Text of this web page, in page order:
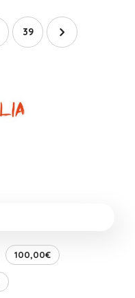
39
100,00€